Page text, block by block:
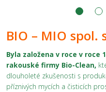
BIO – MIO spol.
Byla založena v roce v roce
rakouské firmy Bio-Clean,
dlouholeté zkušenosti s
příznivých mycích a čisticích